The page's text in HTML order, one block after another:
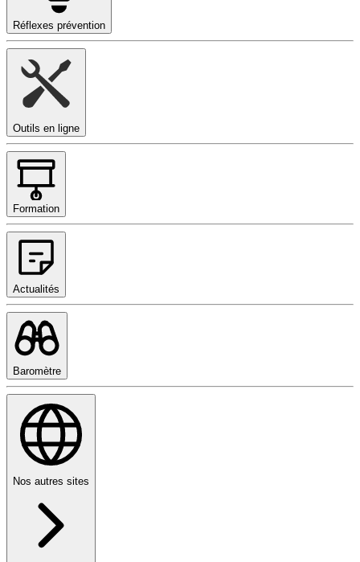
Réflexes prévention
Outils en ligne
Formation
Actualités
Baromètre
Nos autres sites